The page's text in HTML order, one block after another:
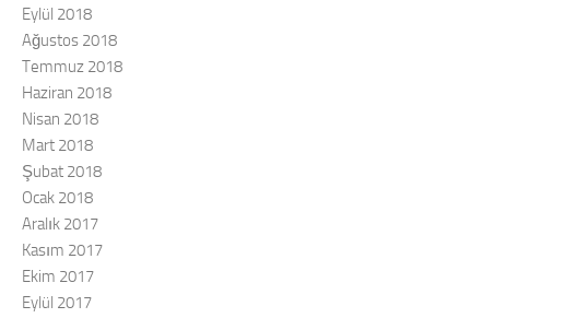
Eylül 2018
Ağustos 2018
Temmuz 2018
Haziran 2018
Nisan 2018
Mart 2018
Şubat 2018
Ocak 2018
Aralık 2017
Kasım 2017
Ekim 2017
Eylül 2017